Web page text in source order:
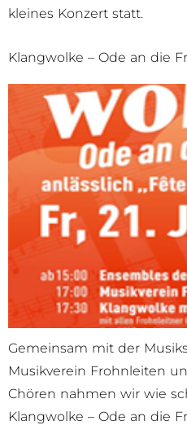
kleines Konzert statt.
Klangwolke – Ode an die
Gemeinsam mit der
Musikverein Frohnleiten
Chören nahmen wir wie
Klangwolke – Ode an die